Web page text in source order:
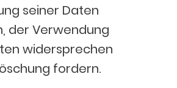
seiner Daten
der Verwendung
widersprechen
fordern.